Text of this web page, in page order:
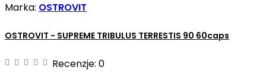
Marka: OSTROVIT
OSTROVIT - SUPREME TRIBULUS TERRESTIS 90 60caps
Recenzje: 0